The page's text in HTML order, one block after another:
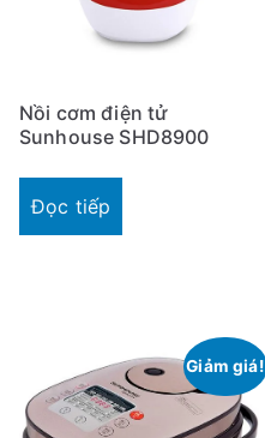
Nồi cơm điện tử
Sunhouse SHD8900
Đọc tiếp
Giảm giá!